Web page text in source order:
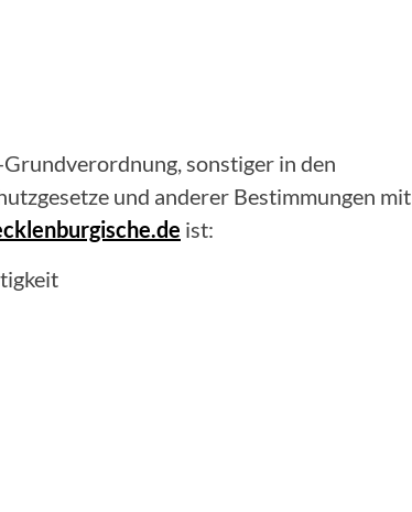
sonstiger in den
und anderer Bestimmungen mit
ist: